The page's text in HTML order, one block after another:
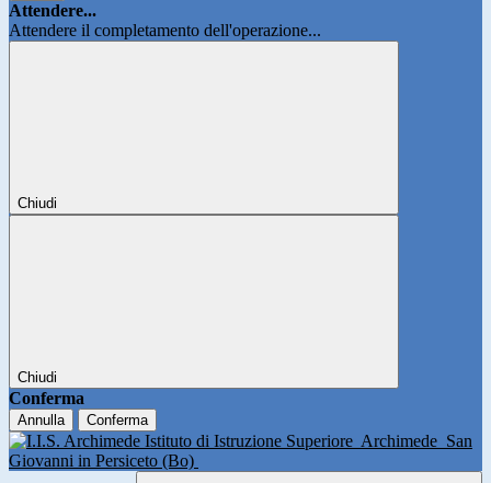
Attendere...
Attendere il completamento dell'operazione...
Chiudi
Chiudi
Conferma
Annulla Conferma
Istituto di Istruzione Superiore Archimede San
Giovanni in Persiceto (Bo)